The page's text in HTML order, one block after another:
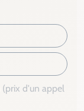
(prix d'un appel